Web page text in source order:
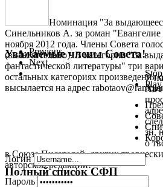
Номинация "За
Синельников А. за роман
ноября 2012 года. Члены Совета
(включительно). В категории "За
фантастической литературы" три
остальных категориях
высылается на адрес
Уважаемые члены Совета!
У
зн,
о
в Союзе Писателей, других
авторской редакции!
Полный список СФП
Previous
Next
Stop
Play
Логин
Пароль